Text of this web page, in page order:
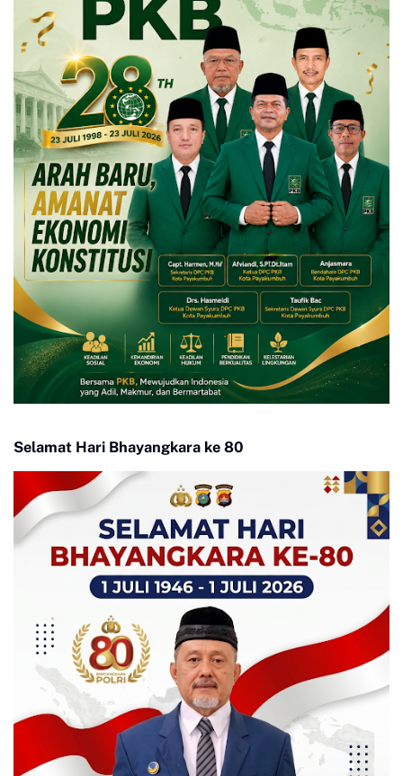
Selamat Hari Bhayangkara ke 80